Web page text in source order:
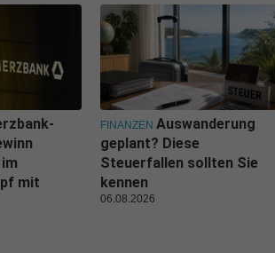
mit
FINANZEN Auswanderung
geplant? Diese
Steuerfallen sollten Sie
kennen
06.08.2026